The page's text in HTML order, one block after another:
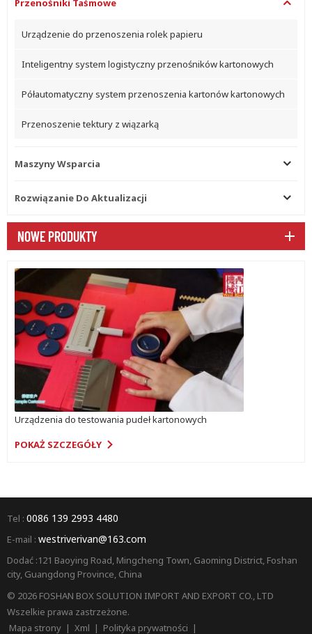
Przenośniki Taśmowe
Urządzenie do przenoszenia rolek papieru
Inteligentny system logistyczny przenośników kartonowych
Półautomatyczny system przenoszenia kartonów kartonowych
Przenoszenie tektury z wiązarką
Maszyny Wsparcia
Rozwiązanie Do Aktualizacji
NOWE PRODUKTY
Urządzenia do testowania pudeł kartonowych
POKAŻ SZCZEGÓŁY
Tel : 0086 139 2993 4480
E-mail : westriverivan@163.com
Dodać :121 Baoying Road, Mingcheng Town, Gaoming District, Foshan
city, Guangdong Province, China
© 2026 FOSHAN BOX SOLUTION IMPORT AND EXPORT CO., LTD
Wszelkie prawa zastrzeżone.
Mapa strony | Xml | Polityka prywatności |